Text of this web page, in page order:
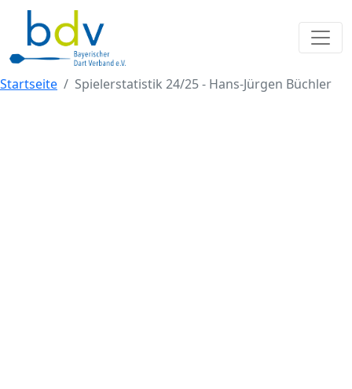
Startseite Spielerstatistik 24/25 - Hans-Jürgen Büchler